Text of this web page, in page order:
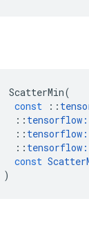
ScatterMin(
const
::
:: tensorflow
:: tensorflow
:: tensorflow
const
)